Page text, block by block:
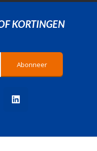
KORTINGEN
Abonneer